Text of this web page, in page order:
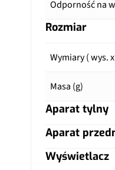
Odporność na
Rozmiar
Wymiary ( wys.
Masa (g)
Aparat tylny
Główny aparat
Aparat
Główny aparat
Wyświetlacz